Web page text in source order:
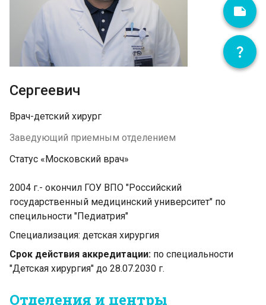
Сергеевич
Врач-детский хирург
Заведующий приемным отделением
Статус «Московский врач»
2004 г.- окончил ГОУ ВПО "Российский
государственный медицинский университет" по
специльности "Педиатрия"
Специализация: детская хирургия
Срок действия аккредитации: по специальности
"Детская хирургия" до 28.07.2030 г.
Отделения и центры